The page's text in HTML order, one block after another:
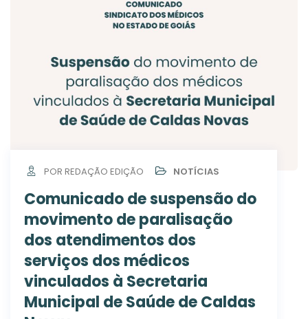
POR REDAÇÃO EDIÇÃO NOTÍCIAS
Comunicado de suspensão do
movimento de paralisação
dos atendimentos dos
serviços dos médicos
vinculados à Secretaria
Municipal de Saúde de Caldas